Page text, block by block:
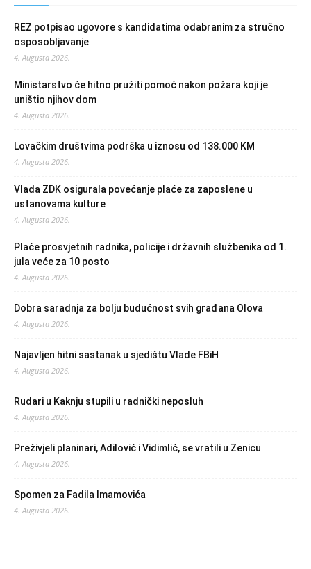
REZ potpisao ugovore s kandidatima odabranim za stručno
osposobljavanje
4. Augusta 2026.
Ministarstvo će hitno pružiti pomoć nakon požara koji je
uništio njihov dom
4. Augusta 2026.
Lovačkim društvima podrška u iznosu od 138.000 KM
4. Augusta 2026.
Vlada ZDK osigurala povećanje plaće za zaposlene u
ustanovama kulture
4. Augusta 2026.
Plaće prosvjetnih radnika, policije i državnih službenika od 1.
jula veće za 10 posto
4. Augusta 2026.
Dobra saradnja za bolju budućnost svih građana Olova
4. Augusta 2026.
Najavljen hitni sastanak u sjedištu Vlade FBiH
4. Augusta 2026.
Rudari u Kaknju stupili u radnički neposluh
4. Augusta 2026.
Preživjeli planinari, Adilović i Vidimlić, se vratili u Zenicu
4. Augusta 2026.
Spomen za Fadila Imamovića
4. Augusta 2026.